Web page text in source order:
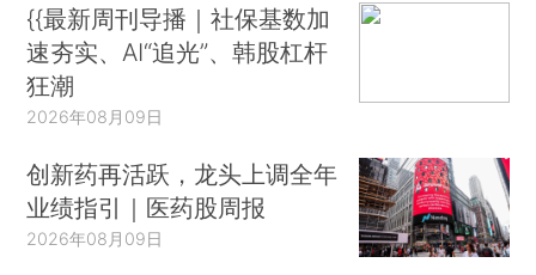
{{最新周刊导播｜社保基数加
速夯实、AI“追光”、韩股杠杆
狂潮
2026年08月09日
创新药再活跃，龙头上调全年
业绩指引｜医药股周报
2026年08月09日